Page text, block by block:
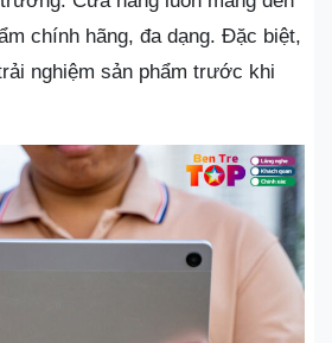
chính hãng, đa dạng. Đặc biệt,
nghiệm sản phẩm trước khi